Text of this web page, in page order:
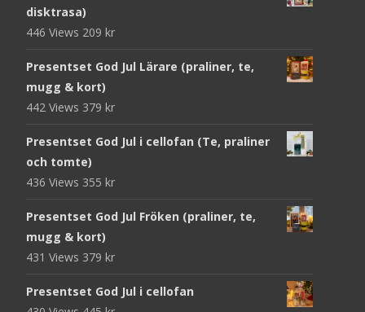
disktrasa)
446 Views 209 kr
Presentset God Jul Lärare (praliner, te,
mugg & kort)
442 Views 379 kr
Presentset God Jul i cellofan (Te, praliner
och tomte)
436 Views 355 kr
Presentset God Jul Fröken (praliner, te,
mugg & kort)
431 Views 379 kr
Presentset God Jul i cellofan